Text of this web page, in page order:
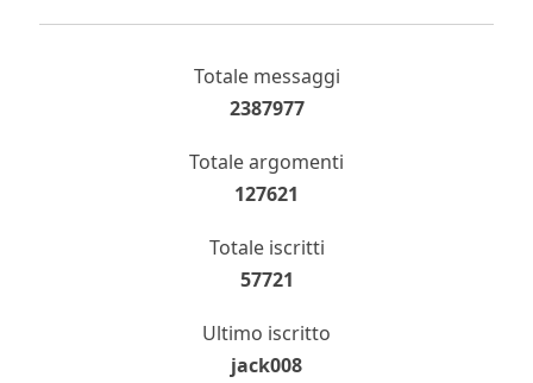
Totale messaggi
2387977
Totale argomenti
127621
Totale iscritti
57721
Ultimo iscritto
jack008